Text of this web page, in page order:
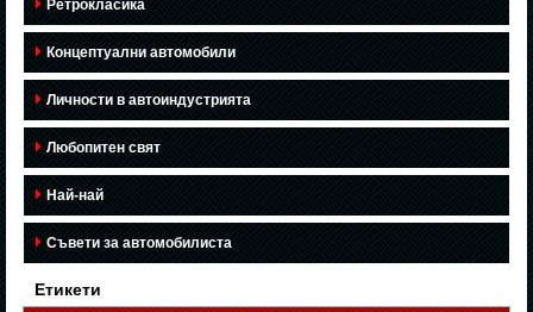
Ретрокласика
Концептуални автомобили
Личности в автоиндустрията
Любопитен свят
Най-най
Съвети за автомобилиста
Етикети